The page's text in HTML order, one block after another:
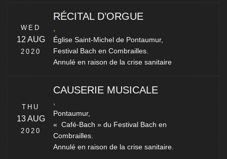
WED
12 AUG
2020
RÉCITAL D’ORGUE
,
Église Saint-Michel de Pontaumur,
Festival Bach en Combrailles.
Annulé en raison de la crise sanitaire
THU
13 AUG
2020
CAUSERIE MUSICALE
,
Pontaumur,
« Café-Bach » du Festival Bach en
Combrailles.
Annulé en raison de la crise sanitaire.